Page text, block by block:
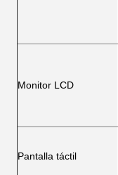
Monitor LCD
Pantalla táctil